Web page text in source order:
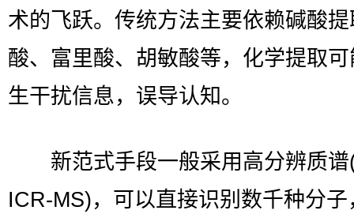
术的飞跃。传统方法主要依赖碱酸
酸、富里酸、胡敏酸等，化学提取
生干扰信息，误导认知。
新范式手段一般采用高分辨质谱
ICR-MS)，可以直接识别数千种分子